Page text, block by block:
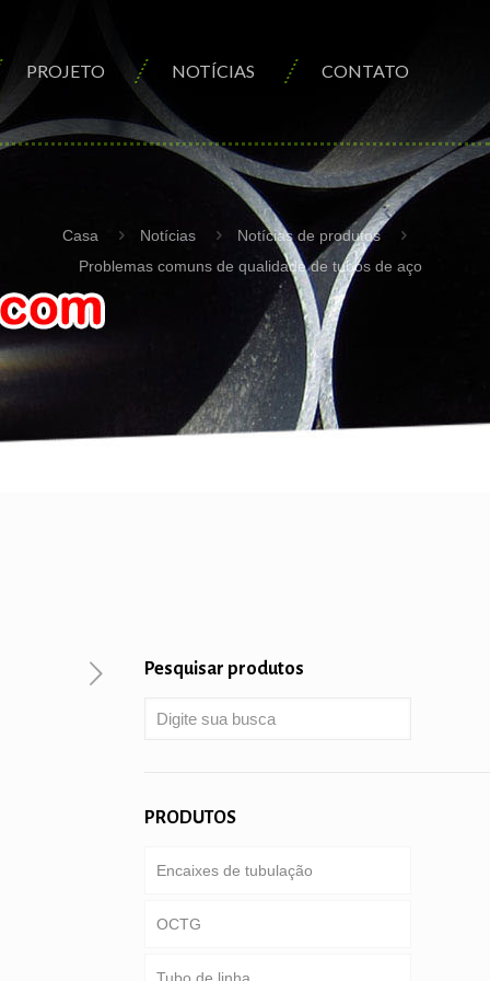
PROJETO NOTÍCIAS CONTATO
Casa Notícias
Notícias de produtos
Problemas comuns de qualidade de tubos de aço
Pesquisar produtos
PRODUTOS
Encaixes de tubulação
OCTG